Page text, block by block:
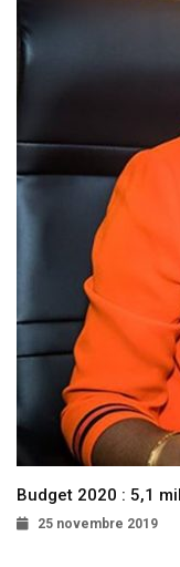
Budget 2020 : 5,1
25 novembre 2019